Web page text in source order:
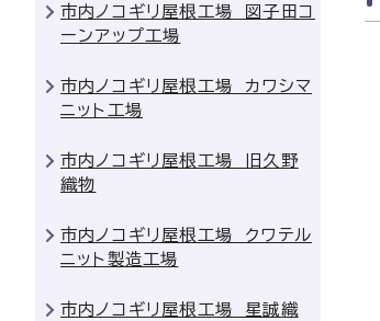
市内ノコギリ屋根工場 図子田コ
ーンアップ工場
市内ノコギリ屋根工場 カワシマ
ニット工場
市内ノコギリ屋根工場 旧久野
織物
市内ノコギリ屋根工場 クワテル
ニット製造工場
市内ノコギリ屋根工場 星誠織